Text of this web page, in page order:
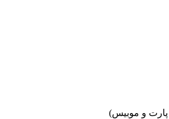
پارت و موبیس)